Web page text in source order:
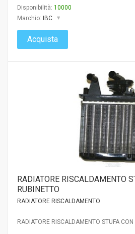
Disponibilità: 10000
Marchio: IBC
Acquista
RADIATORE RISCALDAMENTO
RUBINETTO
RADIATORE RISCALDAMENTO
RADIATORE RISCALDAMENTO STUFA